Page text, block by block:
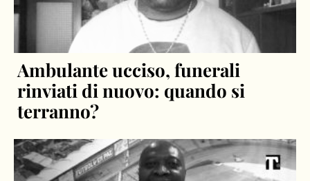
Ambulante ucciso, funerali
rinviati di nuovo: quando si
terranno?